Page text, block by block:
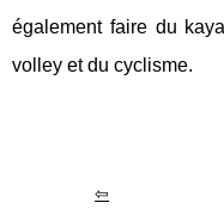
également faire du
volley et du cyclisme.